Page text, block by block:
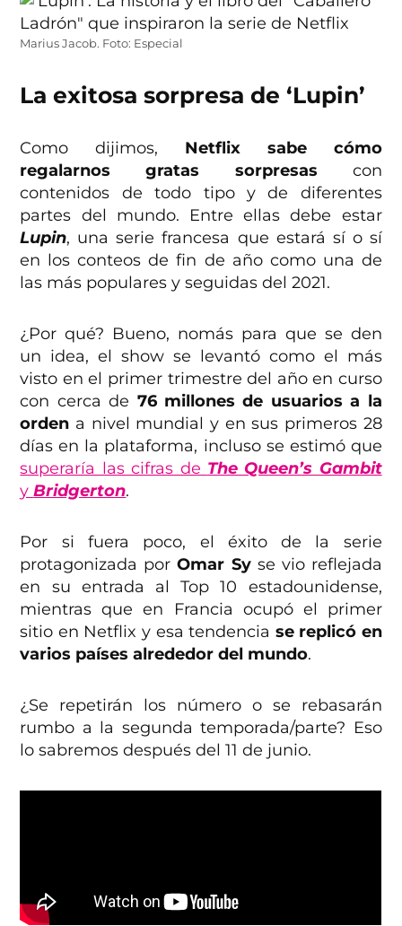
Marius Jacob. Foto: Especial
La exitosa sorpresa de ‘Lupin’
Como dijimos, Netflix sabe cómo
regalarnos gratas sorpresas con
contenidos de todo tipo y de diferentes
partes del mundo. Entre ellas debe estar
Lupin, una serie francesa que estará sí o sí
en los conteos de fin de año como una de
las más populares y seguidas del 2021.
¿Por qué? Bueno, nomás para que se den
un idea, el show se levantó como el más
visto en el primer trimestre del año en curso
con cerca de 76 millones de usuarios a la
orden a nivel mundial y en sus primeros 28
días en la plataforma, incluso se estimó que
superaría las cifras de The Queen’s Gambit
yBridgerton.
Por si fuera poco, el éxito de la serie
protagonizada porOmar Syse vio reflejada
en su entrada al Top 10 estadounidense,
mientras que en Francia ocupó el primer
sitio en Netflix y esa tendencia se replicó en
varios países alrededor del mundo.
¿Se repetirán los número o se rebasarán
rumbo a la segunda temporada/parte? Eso
lo sabremos después del 11 de junio.